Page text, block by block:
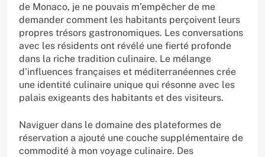
de Monaco, je ne pouvais m’empêcher de me
demander comment les habitants perçoivent leurs
propres trésors gastronomiques. Les conversations
avec les résidents ont révélé une fierté profonde
dans la riche tradition culinaire. Le mélange
d’influences françaises et méditerranéennes crée
une identité culinaire unique qui résonne avec les
palais exigeants des habitants et des visiteurs.
Naviguer dans le domaine des plateformes de
réservation a ajouté une couche supplémentaire de
commodité à mon voyage culinaire. Des